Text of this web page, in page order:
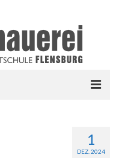
1
DEZ. 2024